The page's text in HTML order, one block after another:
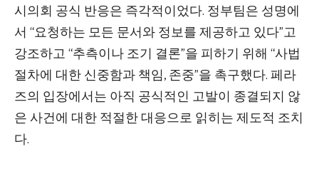
시의회 공식 반응은 즉각적이었다. 정부팀은 성명에
서 “요청하는 모든 문서와 정보를 제공하고 있다”고
강조하고 “추측이나 조기 결론”을 피하기 위해 “사법
절차에 대한 신중함과 책임, 존중”을 촉구했다. 페라
즈의 입장에서는 아직 공식적인 고발이 종결되지 않
은 사건에 대한 적절한 대응으로 읽히는 제도적 조치
다.